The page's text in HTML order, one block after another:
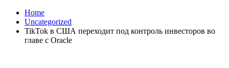
Home
Uncategorized
TikTok в США переходит под контроль инвесторов во
главе с Oracle